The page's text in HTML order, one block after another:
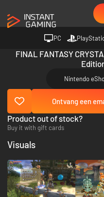
PC
FINAL FANTASY
Nintendo
Ontvang een
Product out of stock?
Buy it with gift cards
Visuals